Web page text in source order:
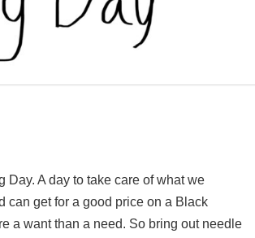
Day. A day to take care of what we
can get for a good price on a Black
a want than a need. So bring out needle